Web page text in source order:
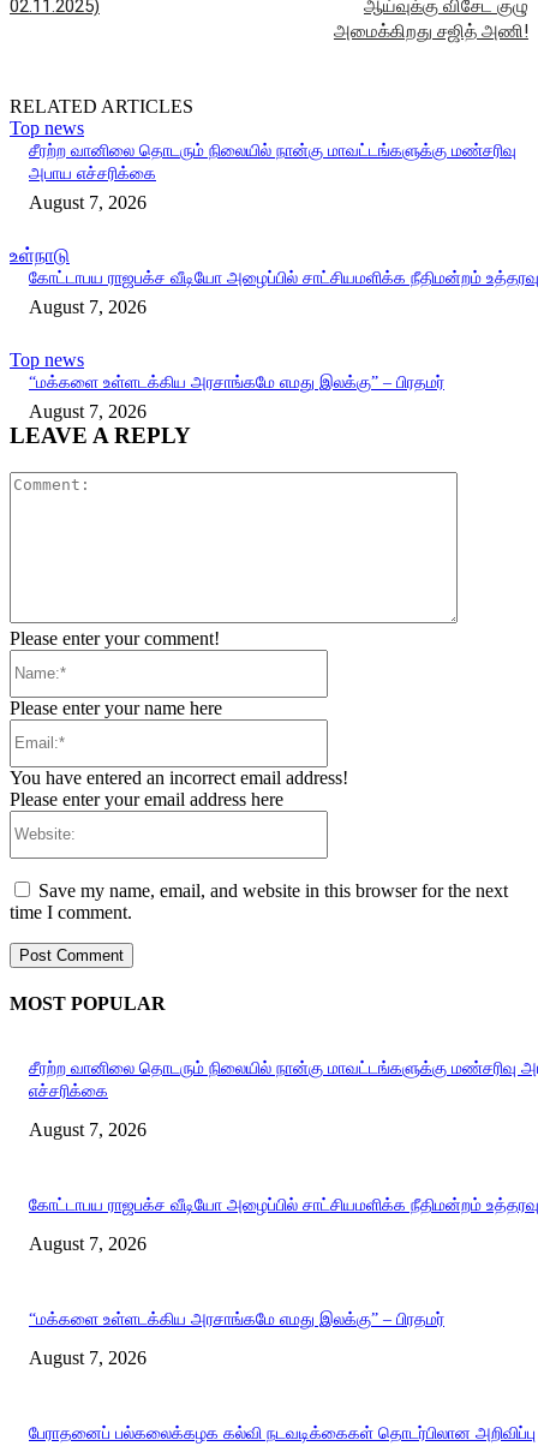
02.11.2025)
ஆய்வுக்கு விசேட குழு
அமைக்கிறது சஜித் அணி!
RELATED ARTICLES
Top news
சீரற்ற வானிலை தொடரும் நிலையில் நான்கு மாவட்டங்களுக்கு மண்சரிவு
அபாய எச்சரிக்கை
August 7, 2026
உள்நாடு
கோட்டாபய ராஜபக்ச வீடியோ அழைப்பில் சாட்சியமளிக்க நீதிமன்றம் உத்தரவு
August 7, 2026
Top news
“மக்களை உள்ளடக்கிய அரசாங்கமே எமது இலக்கு” – பிரதமர்
August 7, 2026
LEAVE A REPLY
Please enter your comment!
Please enter your name here
You have entered an incorrect email address!
Please enter your email address here
Save my name, email, and website in this browser for the next
time I comment.
MOST POPULAR
சீரற்ற வானிலை தொடரும் நிலையில் நான்கு மாவட்டங்களுக்கு மண்சரிவு
எச்சரிக்கை
August 7, 2026
கோட்டாபய ராஜபக்ச வீடியோ அழைப்பில் சாட்சியமளிக்க நீதிமன்றம் உத்தரவு
August 7, 2026
“மக்களை உள்ளடக்கிய அரசாங்கமே எமது இலக்கு” – பிரதமர்
August 7, 2026
பேராதனைப் பல்கலைக்கழக கல்வி நடவடிக்கைகள் தொடர்பிலான அறிவிப்பு